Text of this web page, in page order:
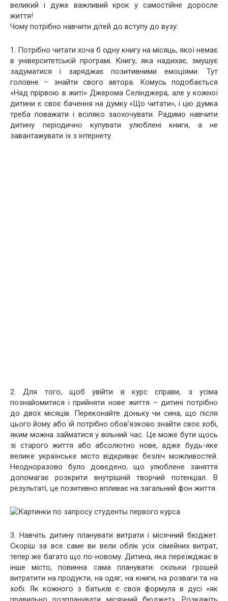
великий і дуже важливий крок у самостійне доросле
життя!
Чому потрібно навчити дітей до вступу до вузу:
1. Потрібно читати хоча б одну книгу на місяць, якої немає
в університетській програмі. Книгу, яка надихає, змушує
задуматися і заряджає позитивними емоціями. Тут
головне – знайти свого автора. Комусь подобається
«Над прірвою в житі» Джерома Селінджера, але у кожної
дитини є своє бачення на думку «Що читати», і цю думка
треба поважати і всіляко заохочувати. Радимо навчити
дитину періодично купувати улюблені книги, а не
завантажувати їх з інтернету.
2. Для того, щоб увійти в курс справи, з усіма
познайомитися і прийняти нове життя – дитині потрібно
до двох місяців. Переконайте доньку чи сина, що після
цього йому або їй потрібно обов’язково знайти своє хобі,
яким можна займатися у вільний час. Це може бути щось
зі старого життя або абсолютно нове, адже будь-яке
велике українське місто відкриває безліч можливостей.
Неодноразово було доведено, що улюблене заняття
допомагає розкрити внутрішній творчий потенціал. В
результаті, це позитивно впливає на загальний фон життя.
3. Навчіть дитину планувати витрати і місячний бюджет.
Скоріш за все саме ви вели облік усіх сімейних витрат,
тепер же багато що по-новому. Дитина, яка переїжджає в
інше місто, повинна сама планувати: скільки грошей
витратити на продукти, на одяг, на книги, на розваги та на
хобі. Як кожного з батьків є своя формула в дусі «як